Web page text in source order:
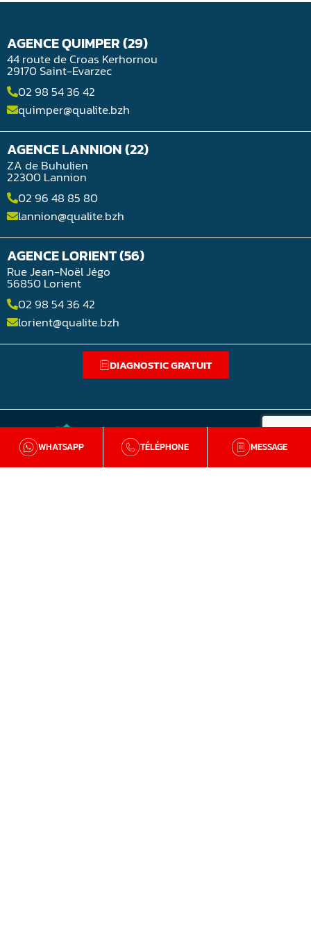
WHATSAPP TÉLÉPHONE MESSAGE
AGENCE QUIMPER (29)
44 route de Croas Kerhornou
29170 Saint-Evarzec
02 98 54 36 42
quimper@qualite.bzh
AGENCE LANNION (22)
ZA de Buhulien
22300 Lannion
02 96 48 85 80
lannion@qualite.bzh
AGENCE LORIENT (56)
Rue Jean-Noël Jégo
56850 Lorient
02 98 54 36 42
lorient@qualite.bzh
DIAGNOSTIC GRATUIT